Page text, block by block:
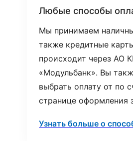
Любые способы
Мы принимаем
также кредитные
происходит через АО
«Модульбанк». Вы
выбрать оплату от по
странице оформления
Узнать больше о